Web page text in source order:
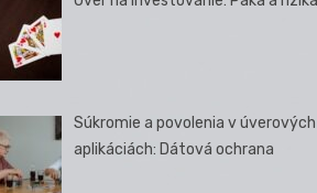
Súkromie a povolenia v úverových
aplikáciách: Dátová ochrana